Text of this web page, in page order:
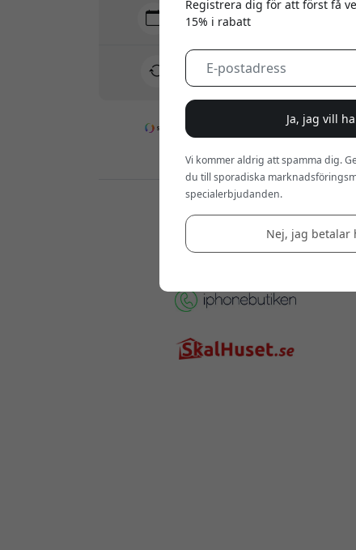
Leverans 10-12 augusti
Snabb och spårbar leverans
30 dagars returrätt
Enkel retur - inget krångel
Registrera dig för att först få
15% i rabatt
Ja, jag vill
Vi kommer aldrig att spamma dig.
du till sporadiska
specialerbjudanden.
Nej, jag